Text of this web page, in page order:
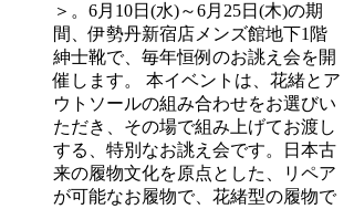
＞。6月10日(水)～6月25日(木)の期
間、伊勢丹新宿店メンズ館地下1階
紳士靴で、毎年恒例のお誂え会を開
催します。 本イベントは、花緒とア
ウトソールの組み合わせをお選びい
ただき、その場で組み上げてお渡し
する、特別なお誂え会です。日本古
来の履物文化を原点とした、リペア
が可能なお履物で、花緒型の履物で